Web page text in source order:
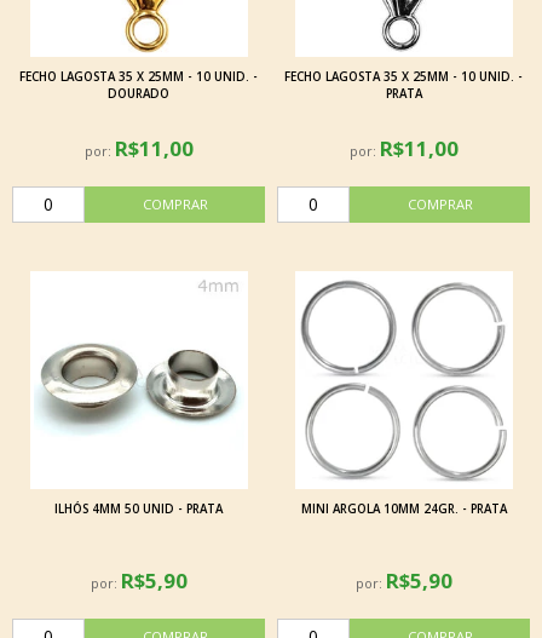
FECHO LAGOSTA 35 X 25MM - 10 UNID. -
DOURADO
por: R$11,00
FECHO LAGOSTA 35 X 25MM - 10 UNID. -
PRATA
por: R$11,00
ILHÓS 4MM 50 UNID - PRATA
por: R$5,90
MINI ARGOLA 10MM 24GR. - PRATA
por: R$5,90